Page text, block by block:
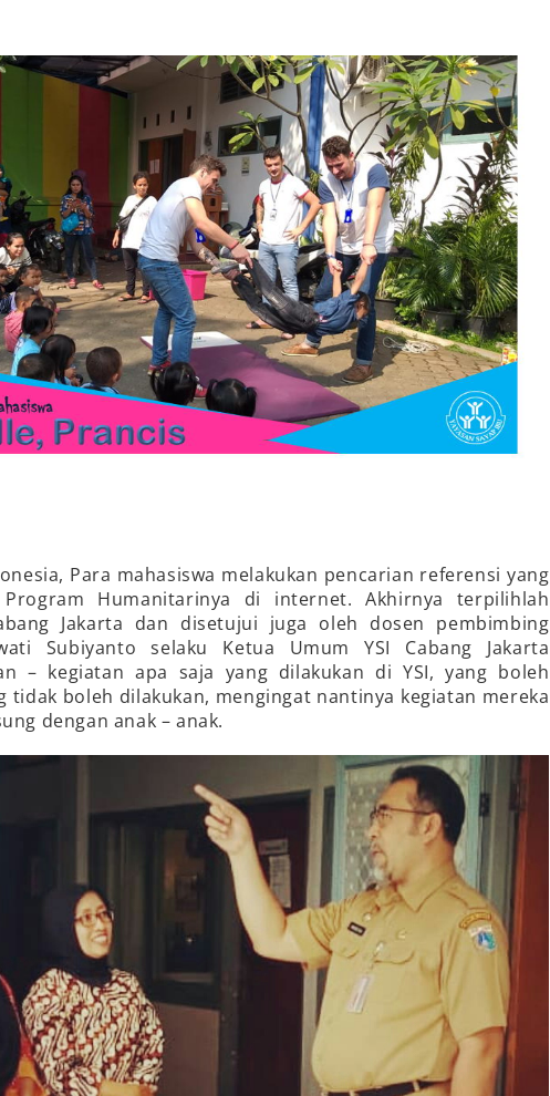
Para mahasiswa melakukan pencarian referensi yang
Humanitarinya di internet. Akhirnya terpilihlah
Jakarta dan disetujui juga oleh dosen pembimbing
Subiyanto selaku Ketua Umum YSI Cabang Jakarta
– kegiatan apa saja yang dilakukan di YSI, yang boleh
tidak boleh dilakukan, mengingat nantinya kegiatan mereka
dengan anak – anak.